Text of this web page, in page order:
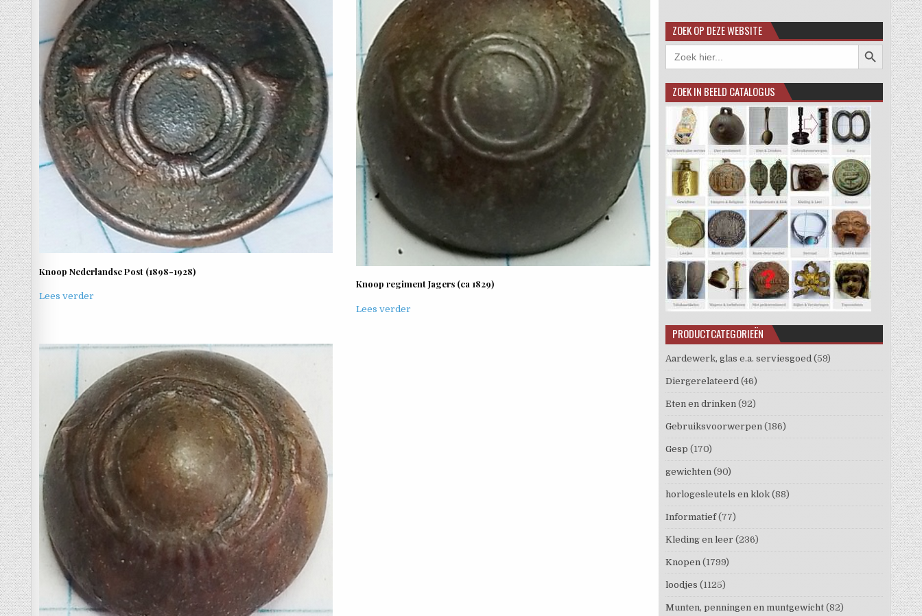
Knoop Nederlandse Post (1898-1928)
Lees verder
Knoop regiment Jagers (ca 1829)
Lees verder
ZOEK OP DEZE WEBSITE
Zoek
naar:
Zoekknop
ZOEK IN BEELD CATALOGUS
PRODUCTCATEGORIEËN
Aardewerk, glas e.a. serviesgoed (59)
Diergerelateerd (46)
Eten en drinken (92)
Gebruiksvoorwerpen (186)
Gesp (170)
gewichten (90)
horlogesleutels en klok (88)
Informatief (77)
Kleding en leer (236)
Knopen (1799)
loodjes (1125)
Munten, penningen en muntgewicht (82)